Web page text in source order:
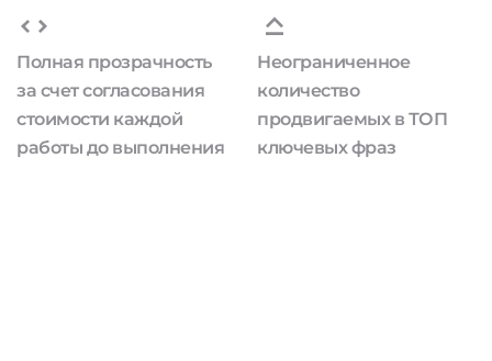
Полная прозрачность
за счет согласования
стоимости каждой
работы до выполнения
Неограниченное
количество
продвигаемых в ТОП
ключевых фраз